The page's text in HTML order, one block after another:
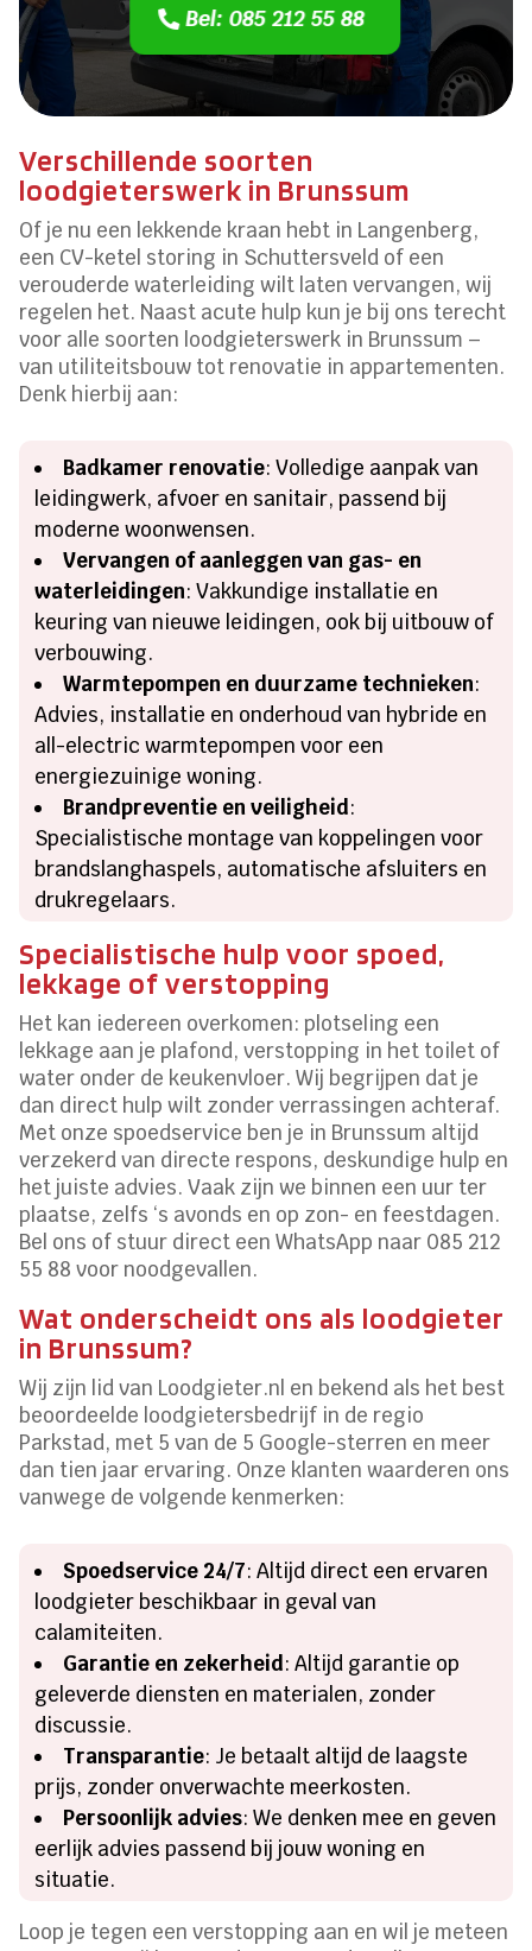
Bel: 085 212 55 88
Verschillende soorten
loodgieterswerk in Brunssum
Of je nu een lekkende kraan hebt in Langenberg,
een CV-ketel storing in Schuttersveld of een
verouderde waterleiding wilt laten vervangen, wij
regelen het. Naast acute hulp kun je bij ons terecht
voor alle soorten loodgieterswerk in Brunssum –
van utiliteitsbouw tot renovatie in appartementen.
Denk hierbij aan:
Badkamer renovatie: Volledige aanpak van
leidingwerk, afvoer en sanitair, passend bij
moderne woonwensen.
Vervangen of aanleggen van gas- en
waterleidingen: Vakkundige installatie en
keuring van nieuwe leidingen, ook bij uitbouw of
verbouwing.
Warmtepompen en duurzame technieken:
Advies, installatie en onderhoud van hybride en
all-electric warmtepompen voor een
energiezuinige woning.
Brandpreventie en veiligheid:
Specialistische montage van koppelingen voor
brandslanghaspels, automatische afsluiters en
drukregelaars.
Specialistische hulp voor spoed,
lekkage of verstopping
Het kan iedereen overkomen: plotseling een
lekkage aan je plafond, verstopping in het toilet of
water onder de keukenvloer. Wij begrijpen dat je
dan direct hulp wilt zonder verrassingen achteraf.
Met onze spoedservice ben je in Brunssum altijd
verzekerd van directe respons, deskundige hulp en
het juiste advies. Vaak zijn we binnen een uur ter
plaatse, zelfs ‘s avonds en op zon- en feestdagen.
Bel ons of stuur direct een WhatsApp naar 085 212
55 88 voor noodgevallen.
Wat onderscheidt ons als loodgieter
in Brunssum?
Wij zijn lid van Loodgieter.nl en bekend als het best
beoordeelde loodgietersbedrijf in de regio
Parkstad, met 5 van de 5 Google-sterren en meer
dan tien jaar ervaring. Onze klanten waarderen ons
vanwege de volgende kenmerken:
Spoedservice 24/7: Altijd direct een ervaren
loodgieter beschikbaar in geval van
calamiteiten.
Garantie en zekerheid: Altijd garantie op
geleverde diensten en materialen, zonder
discussie.
Transparantie: Je betaalt altijd de laagste
prijs, zonder onverwachte meerkosten.
Persoonlijk advies: We denken mee en geven
eerlijk advies passend bij jouw woning en
situatie.
Loop je tegen een verstopping aan en wil je meteen